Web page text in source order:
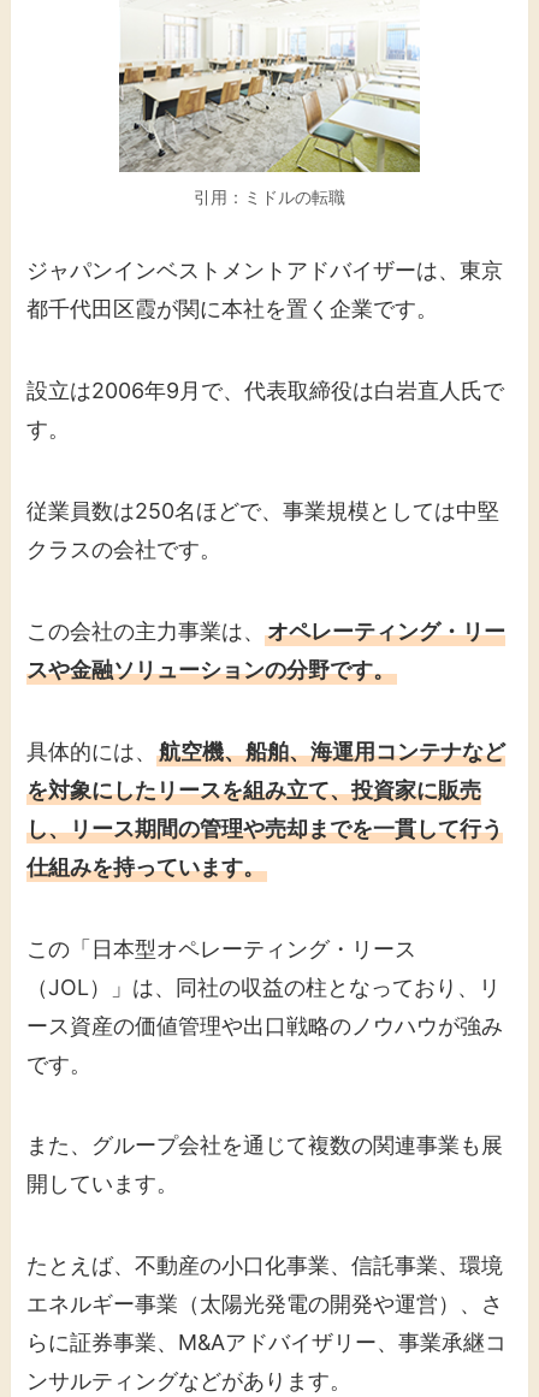
引用：ミドルの転職
ジャパンインベストメントアドバイザーは、東京
都千代田区霞が関に本社を置く企業です。
設立は2006年9月で、代表取締役は白岩直人氏で
す。
従業員数は250名ほどで、事業規模としては中堅
クラスの会社です。
この会社の主力事業は、オペレーティング・リー
スや金融ソリューションの分野です。
具体的には、航空機、船舶、海運用コンテナなど
を対象にしたリースを組み立て、投資家に販売
し、リース期間の管理や売却までを一貫して行う
仕組みを持っています。
この「日本型オペレーティング・リース
（JOL）」は、同社の収益の柱となっており、リ
ース資産の価値管理や出口戦略のノウハウが強み
です。
また、グループ会社を通じて複数の関連事業も展
開しています。
たとえば、不動産の小口化事業、信託事業、環境
エネルギー事業（太陽光発電の開発や運営）、さ
らに証券事業、M&Aアドバイザリー、事業承継コ
ンサルティングなどがあります。